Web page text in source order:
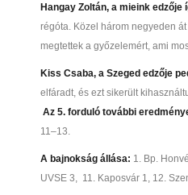
Hangay Zoltán, a mieink
régóta. Közel három negyeden
megtettek a győzelemért, ami
Kiss Csaba, a Szeged edzője
elfáradt, és ezt sikerült
Az 5. forduló további
11–13.
A bajnokság állása: 1. Bp.
UVSE 3, 11. Kaposvár 1, 12.